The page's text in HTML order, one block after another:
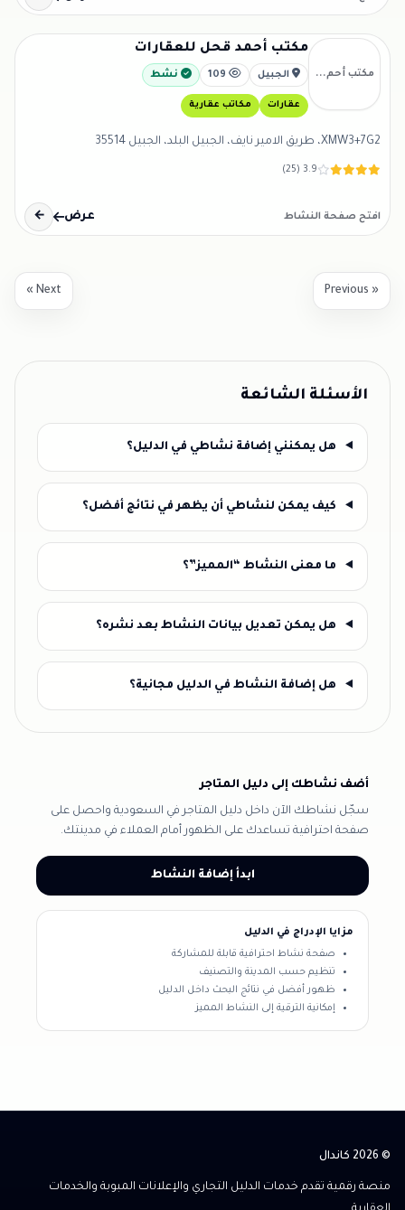
مكتب أحم...
مكتب أحمد قحل للعقارات
الجبيل نشط
عقارات مكاتب عقارية
XMW3+7G2، طريق الامير نايف، الجبيل البلد، الجبيل 35514
3.9 (25)
افتح صفحة النشاط عرض ←
« Previous
Next »
الأسئلة الشائعة
هل يمكنني إضافة نشاطي في الدليل؟
كيف يمكن لنشاطي أن يظهر في نتائج أفضل؟
ما معنى النشاط “المميز”؟
هل يمكن تعديل بيانات النشاط بعد نشره؟
هل إضافة النشاط في الدليل مجانية؟
أضف نشاطك إلى دليل المتاجر
سجّل نشاطك الآن داخل دليل المتاجر في السعودية واحصل على
صفحة احترافية تساعدك على الظهور أمام العملاء في مدينتك.
ابدأ إضافة النشاط
مزايا الإدراج في الدليل
صفحة نشاط احترافية قابلة للمشاركة
تنظيم حسب المدينة والتصنيف
ظهور أفضل في نتائج البحث داخل الدليل
إمكانية الترقية إلى النشاط المميز
© 2026 كاندال
منصة رقمية تقدم خدمات الدليل التجاري والإعلانات المبوبة والخدمات